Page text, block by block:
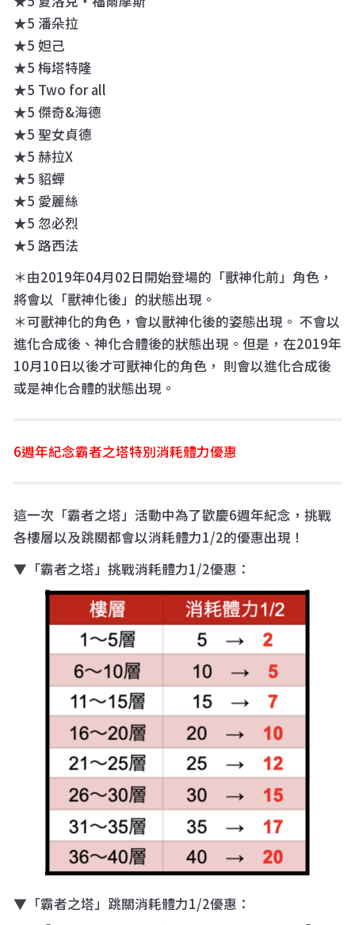
★5 潘朵拉
★5 妲己
★5 梅塔特隆
★5 Two for all
★5 傑奇&海德
★5 聖女貞德
★5 赫拉X
★5 貂蟬
★5 愛麗絲
★5 忽必烈
★5 路西法
＊由2019年04月02日開始登場的「獸神化前」角色，
將會以「獸神化後」的狀態出現。
＊可獸神化的角色，會以獸神化後的姿態出現。 不會以
進化合成後、神化合體後的狀態出現。但是，在2019年
10月10日以後才可獸神化的角色， 則會以進化合成後
或是神化合體的狀態出現。
6週年紀念霸者之塔特別消耗體力優惠
這一次「霸者之塔」活動中為了歡慶6週年紀念，挑戰
各樓層以及跳關都會以消耗體力1/2的優惠出現！
▼「霸者之塔」挑戰消耗體力1/2優惠：
▼「霸者之塔」跳關消耗體力1/2優惠：